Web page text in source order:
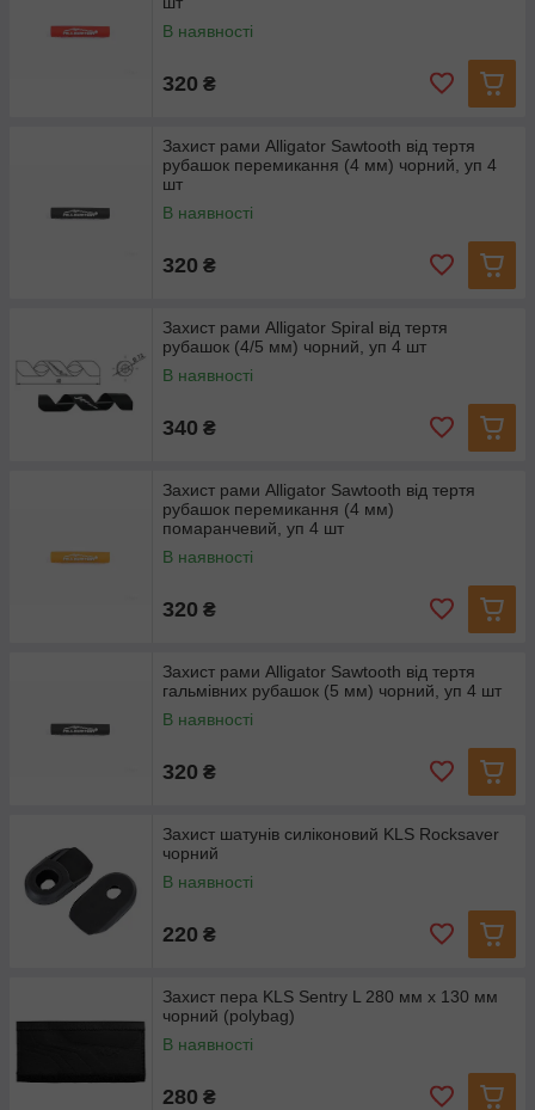
В наявності
320 ₴
Захист рами Alligator Sawtooth від тертя
рубашок перемикання (4 мм) чорний, уп 4
шт
В наявності
320 ₴
Захист рами Alligator Spiral від тертя
рубашок (4/5 мм) чорний, уп 4 шт
В наявності
340 ₴
Захист рами Alligator Sawtooth від тертя
рубашок перемикання (4 мм)
помаранчевий, уп 4 шт
В наявності
320 ₴
Захист рами Alligator Sawtooth від тертя
гальмівних рубашок (5 мм) чорний, уп 4 шт
В наявності
320 ₴
Захист шатунів силіконовий KLS Rocksaver
чорний
В наявності
220 ₴
Захист пера KLS Sentry L 280 мм x 130 мм
чорний (polybag)
В наявності
280 ₴